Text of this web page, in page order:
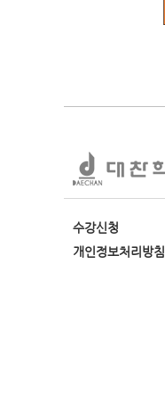
수강신청
개인정보처리방침